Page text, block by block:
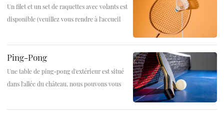
Un filet et un set de raquettes avec volants est
disponible (veuillez vous rendre à l'accueil
Ping-Pong
Une table de ping-pong d'extérieur est situé
dans l'allée du château, nous pouvons vous